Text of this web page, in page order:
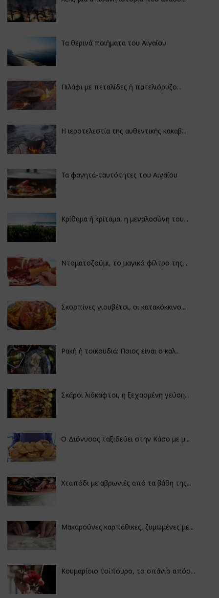
Τα θερινά ποιήματα του Αιγαίου
Πιλάφι με πεταλίδες ή πατελιόρυζο...
Η ιεροτελεστία της αυθεντικής κακαβ...
Τα φαγητά-ταυτότητες του Αιγαίου
Κρίθαμα ή κρίταμα, η μεγαλοσύνη του...
Ντοματοζούμι, το μαγικό φίλτρο της...
Σκορπίνες γιουβέτσι, οι κατακόκκινο...
Ρακή ή τσικουδιά: Ποιος είναι ο καλ...
Σκάροι λιόκαφτοι, η ξεχασμένη γεύση...
Ο Διόνυσος ταξιδεύει στην Κάσο με μ...
Χταπόδι με αβρωνιές από τα βάθη της...
Μακαρούνες καρπάθικες, ζυμωμένες με...
Κουμαρίσιο τσίπουρο, το σπάνιο απόσ...